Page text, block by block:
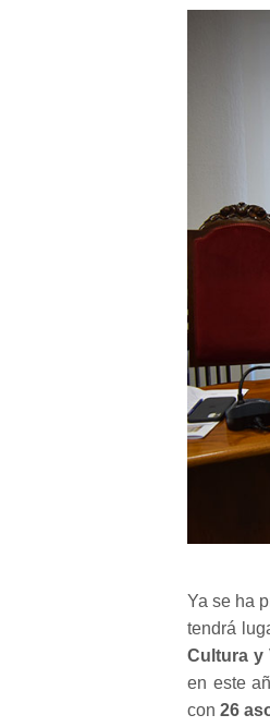
Ya se ha
tendrá
Cultura y
en este
con 26